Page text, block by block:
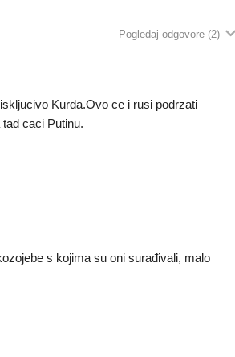
Pogledaj odgovore (2)
Kurda.Ovo ce i rusi podrzati
caci Putinu.
s kojima su oni surađivali, malo